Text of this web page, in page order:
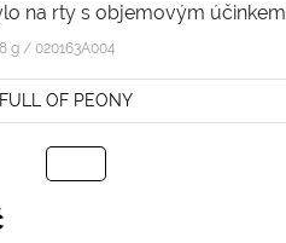
na rty s objemovým účinkem
g / 020163A004
OF PEONY